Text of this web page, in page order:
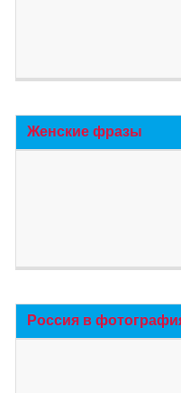
Женские фразы
Россия в